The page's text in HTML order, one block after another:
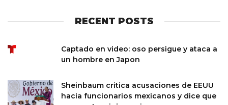
RECENT POSTS
Captado en video: oso persigue y ataca a
un hombre en Japon
Sheinbaum critica acusaciones de EEUU
hacia funcionarios mexicanos y dice que